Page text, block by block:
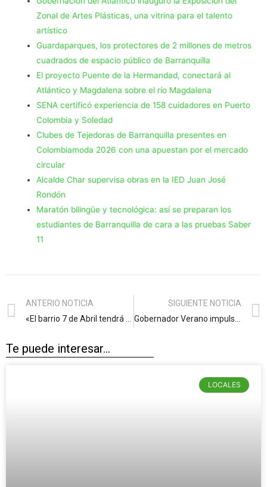
Zonal de Artes Plásticas, una vitrina para el talento
artístico
Guardaparques, los protectores de 2 millones de metros
cuadrados de espacio público de Barranquilla
El proyecto Puente de la Hermandad, conectará al
Atlántico y Magdalena sobre el río Magdalena
SENA certificó experiencia de 158 cuidadores en Puerto
Colombia y Soledad
Clubes de Tejedoras de Barranquilla presentes en
Colombiamoda 2026 con una apuestan por el mercado
circular
Alcalde Char supervisa obras en la IED Juan José
Rondón
Maratón bilingüe y tecnológica: así se preparan los
estudiantes de Barranquilla de cara a las pruebas Saber
11
ANTERIO NOTICIA
SIGUIENTE NOTICIA
Te puede interesar...
LOCALES